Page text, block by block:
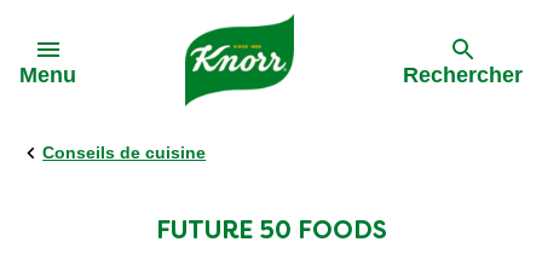
Menu
Précédent
Toutes les recettes
Précédent
Tous nos produits
Précédent
L'approvisionnement durable
Précédent
Rechercher
Conseils de cuisine
FUTURE 50 FOODS